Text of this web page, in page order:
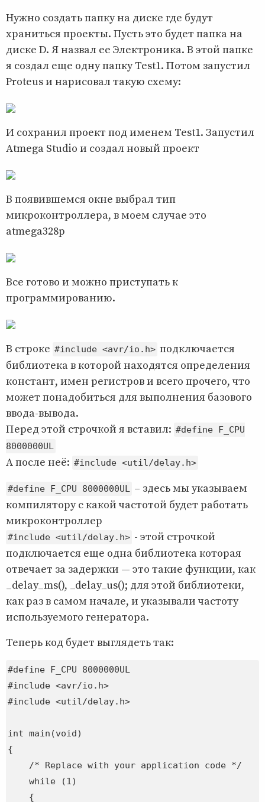
Нужно создать папку на диске где будут
храниться проекты. Пусть это будет папка на
диске D. Я назвал ее Электроника. В этой папке
я создал еще одну папку Test1. Потом запустил
Proteus и нарисовал такую схему:
И сохранил проект под именем Test1. Запустил
Atmega Studio и создал новый проект
В появившемся окне выбрал тип
микроконтроллера, в моем случае это
atmega328p
Все готово и можно приступать к
программированию.
В строке #include <avr/io.h> подключается
библиотека в которой находятся определения
констант, имен регистров и всего прочего, что
может понадобиться для выполнения базового
ввода-вывода.
Перед этой строчкой я вставил: #define F_CPU
8000000UL
А после неё: #include <util/delay.h>
#define F_CPU 8000000UL – здесь мы указываем
компилятору с какой частотой будет работать
микроконтроллер
#include <util/delay.h> - этой строчкой
подключается еще одна библиотека которая
отвечает за задержки — это такие функции, как
_delay_ms(), _delay_us(); для этой библиотеки,
как раз в самом начале, и указывали частоту
используемого генератора.
Теперь код будет выглядеть так:
#define F_CPU 8000000UL
#include <avr/io.h>
#include <util/delay.h>
int main(void)
{
    /* Replace with your application code */
    while (1)
    {